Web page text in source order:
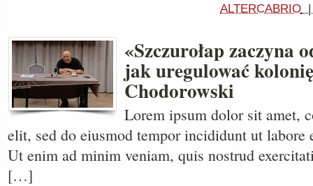
ALTERCABRIO
«Szczurołap zaczyna
jak uregulować
Chodorowski
Lorem ipsum dolor sit amet,
elit, sed do eiusmod tempor incididunt ut labore
Ut enim ad minim veniam, quis nostrud
[…]